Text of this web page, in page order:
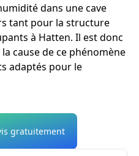
dans une cave
tant pour la structure
à Hatten. Il est donc
cause de ce phénomène
adaptés pour le
gratuitement